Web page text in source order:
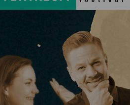
MAIN PROGRAMME
NOCTURNAL HAPPENING